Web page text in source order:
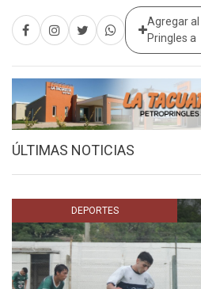
Agregar al
Pringles a
ÚLTIMAS NOTICIAS
DEPORTES